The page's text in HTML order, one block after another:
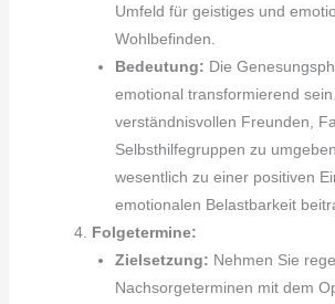
Umfeld für geistiges und
Wohlbefinden.
Bedeutung: Die
emotional transformierend
verständnisvollen Freunden,
Selbsthilfegruppen zu
wesentlich zu einer positiven
emotionalen Belastbarkeit
Folgetermine:
Zielsetzung: Nehmen Sie
Nachsorgeterminen mit dem